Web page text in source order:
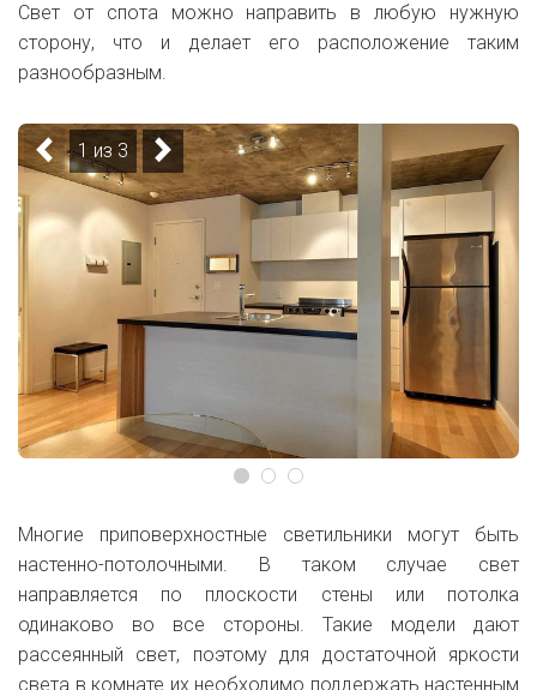
Свет от спота можно направить в любую нужную
сторону, что и делает его расположение таким
разнообразным.
1 из 3
Многие приповерхностные светильники могут быть
настенно-потолочными. В таком случае свет
направляется по плоскости стены или потолка
одинаково во все стороны. Такие модели дают
рассеянный свет, поэтому для достаточной яркости
света в комнате их необходимо поддержать настенным